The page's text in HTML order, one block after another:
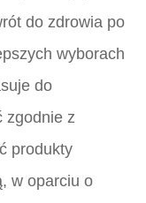
do zdrowia po
wyborach
do
zgodnie z
produkty
w oparciu o